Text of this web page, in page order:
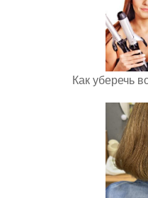
Как уберечь